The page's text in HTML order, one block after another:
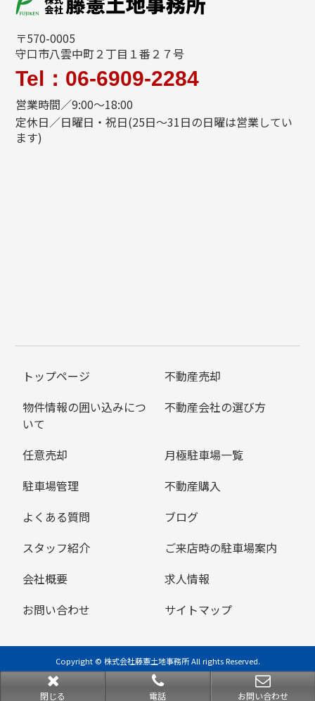
閉じる 電話 お問い合わせ
〒570-0005
守口市八雲中町２丁目１番２７号
Tel：06-6909-2284
営業時間／9:00～18:00
定休日／日曜日・祝日(25日～31日の日曜は営業してい
ます)
トップページ
不動産売却
物件情報の囲い込みにつ
いて
不動産会社の選び方
任意売却
月極駐車場一覧
駐車場管理
不動産購入
よくある質問
ブログ
スタッフ紹介
ご来店時の駐車場案内
会社概要
求人情報
お問い合わせ
サイトマップ
Copyright © 株式会社藤憲土地事務所 All rights Reserved.
powered by 不動産クラウドオフィス